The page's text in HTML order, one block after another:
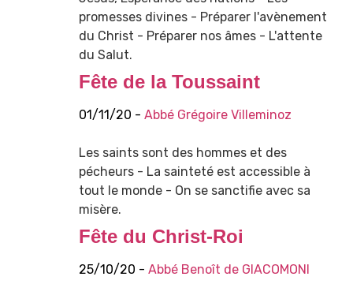
promesses divines - Préparer l'avènement
du Christ - Préparer nos âmes - L'attente
du Salut.
Fête de la Toussaint
01/11/20 - Abbé Grégoire Villeminoz
Les saints sont des hommes et des
pécheurs - La sainteté est accessible à
tout le monde - On se sanctifie avec sa
misère.
Fête du Christ-Roi
25/10/20 - Abbé Benoît de GIACOMONI